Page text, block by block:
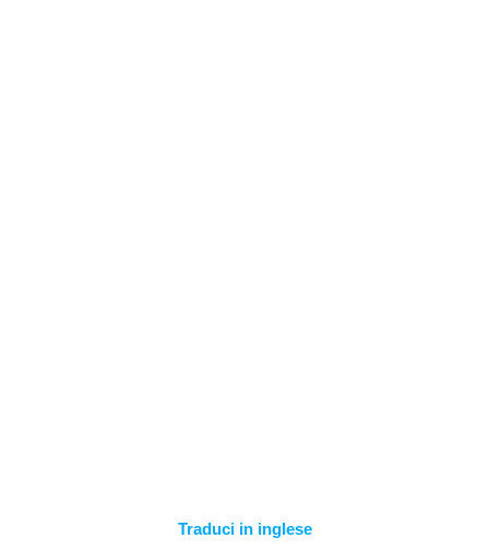
Traduci in inglese